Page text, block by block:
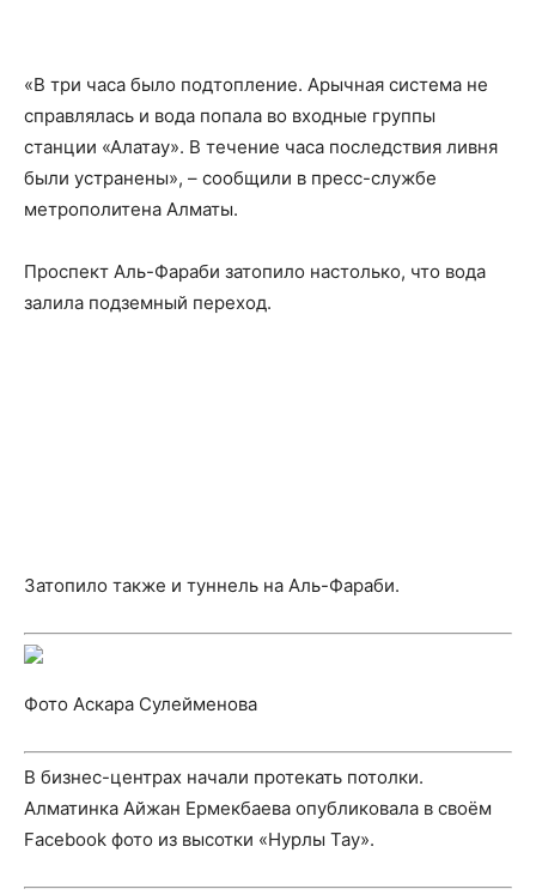
«В три часа было подтопление. Арычная система не
справлялась и вода попала во входные группы
станции «Алатау». В течение часа последствия ливня
были устранены», – сообщили в пресс-службе
метрополитена Алматы.
Проспект Аль-Фараби затопило настолько, что вода
залила подземный переход.
Затопило также и туннель на Аль-Фараби.
Фото Аскара Сулейменова
В бизнес-центрах начали протекать потолки.
Алматинка Айжан Ермекбаева опубликовала в своём
Facebook фото из высотки «Нурлы Тау».